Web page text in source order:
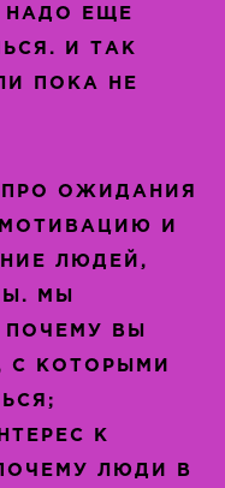
НАДО ЕЩЕ
И ТАК
ПОКА НЕ
ОЖИДАНИЯ
И
ЛЮДЕЙ,
МЫ
ПОЧЕМУ ВЫ
С КОТОРЫМИ
К
ЛЮДИ В